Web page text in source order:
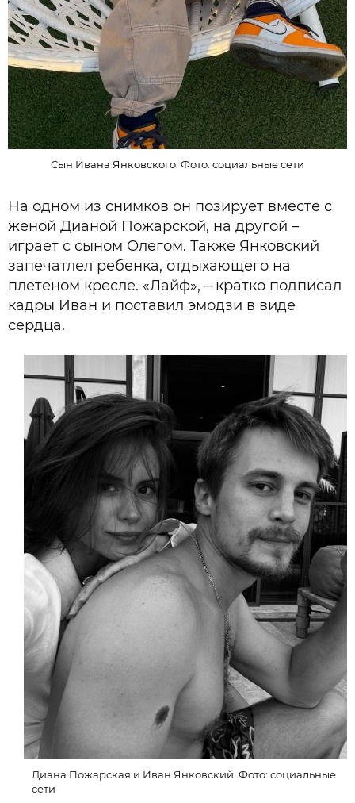
Сын Ивана Янковского. Фото: социальные сети
На одном из снимков он позирует вместе с
женой Дианой Пожарской, на другой –
играет с сыном Олегом. Также Янковский
запечатлел ребенка, отдыхающего на
плетеном кресле. «Лайф», – кратко подписал
кадры Иван и поставил эмодзи в виде
сердца.
Диана Пожарская и Иван Янковский. Фото: социальные
сети